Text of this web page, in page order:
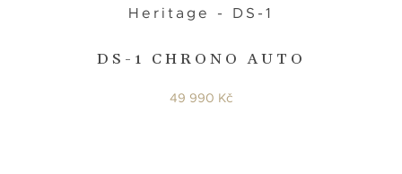
DS-1 CHRONO AUTO
Heritage - DS-1
49 990 Kč